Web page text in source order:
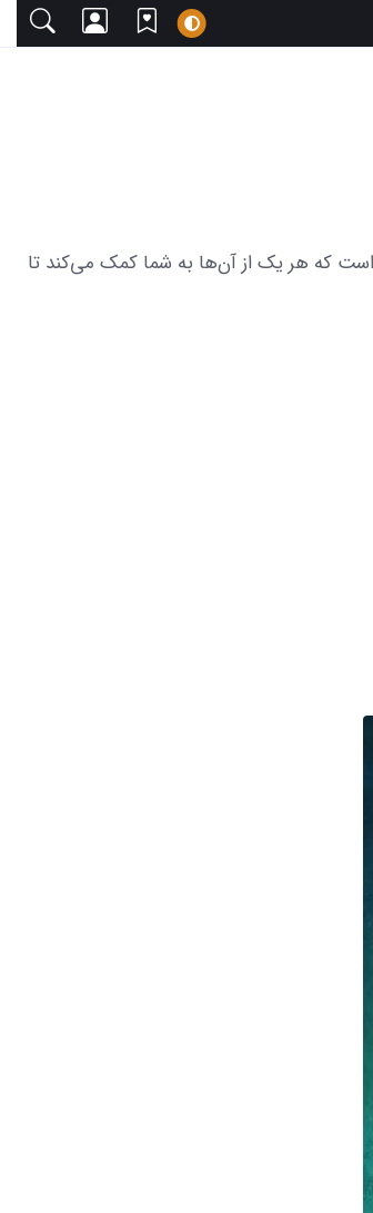
عکس از زیبایی دریا برای پس زمینه گوشی شما است که هر یک از آن‌ها به شما کمک می‌کند تا